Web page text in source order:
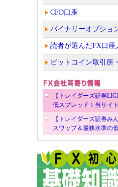
CFD口座
バイナリーオプショ
読者が選んだFX口座
ビットコイン取引所
【トレイダーズ証券
低スプレッド！当サイ
【トレイダーズ証券み
スワップ＆最狭水準の